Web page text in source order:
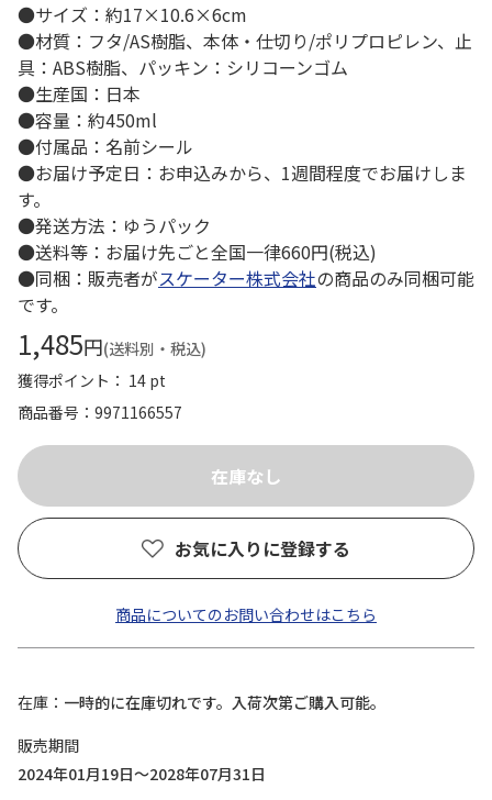
●サイズ：約17×10.6×6cm
●材質：フタ/AS樹脂、本体・仕切り/ポリプロピレン、止
具：ABS樹脂、パッキン：シリコーンゴム
●生産国：日本
●容量：約450ml
●付属品：名前シール
●お届け予定日：お申込みから、1週間程度でお届けしま
す。
●発送方法：ゆうパック
●送料等：お届け先ごと全国一律660円(税込)
●同梱：販売者がスケーター株式会社の商品のみ同梱可能
です。
1,485円(送料別・税込)
獲得ポイント： 14 pt
商品番号
9971166557
お気に入りに登録する
商品についてのお問い合わせはこちら
在庫
一時的に在庫切れです。入荷次第ご購入可能。
販売期間
2024年01月19日～2028年07月31日